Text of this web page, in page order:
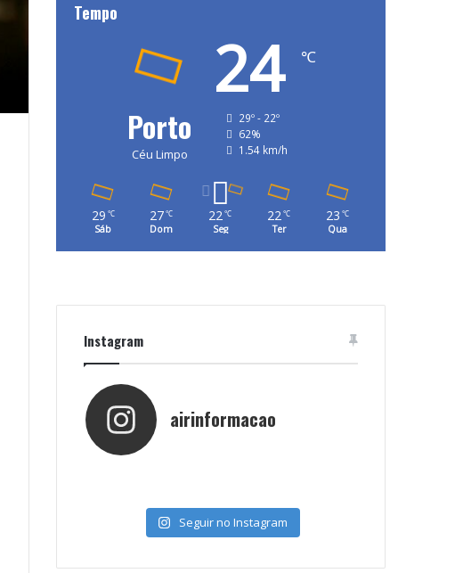
Tempo
Porto
Céu Limpo
24 ℃
29º - 22º
62%
1.54 km/h
29 ℃
Sáb
27℃
Dom
22℃
Seg
22℃
Ter
23 ℃
Qua
Instagram
airinformacao
Seguir no Instagram